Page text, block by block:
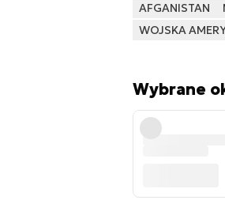
AFGANISTAN
WOJSKA
Wybrane